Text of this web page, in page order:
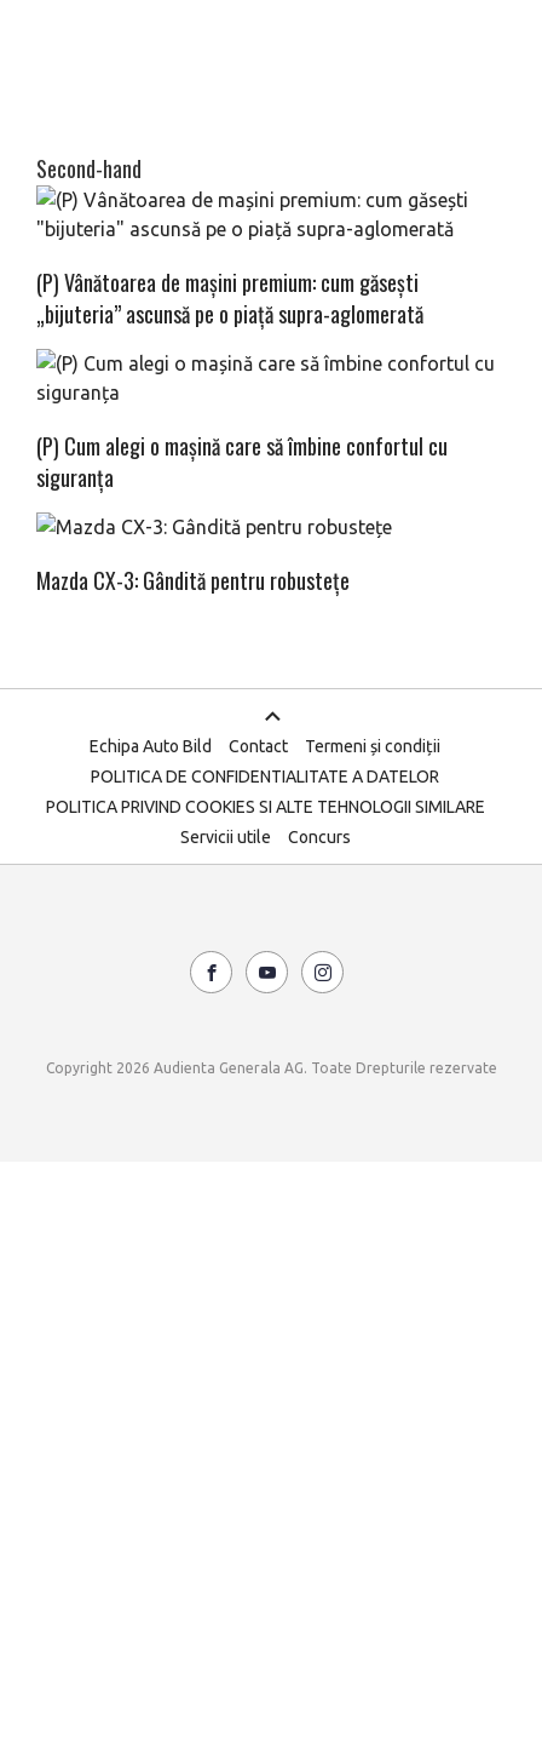
Second-hand
(P) Vânătoarea de mașini premium: cum găsești
„bijuteria” ascunsă pe o piață supra-aglomerată
(P) Cum alegi o mașină care să îmbine confortul cu
siguranța
Mazda CX-3: Gândită pentru robustețe
Echipa Auto Bild Contact
Termeni și condiții
POLITICA DE CONFIDENTIALITATE A DATELOR
POLITICA PRIVIND COOKIES SI ALTE TEHNOLOGII SIMILARE
Servicii utile
Concurs
Copyright 2026 Audienta Generala AG. Toate Drepturile rezervate